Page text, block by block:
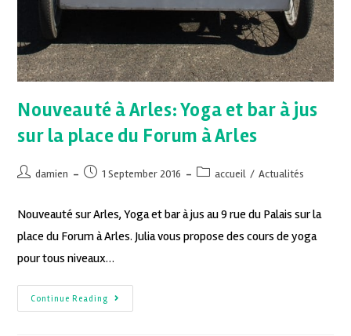
Nouveauté à Arles: Yoga et bar à jus
sur la place du Forum à Arles
damien 1 September 2016 accueil / Actualités
Nouveauté sur Arles, Yoga et bar à jus au 9 rue du Palais sur la
place du Forum à Arles. Julia vous propose des cours de yoga
pour tous niveaux…
Continue Reading